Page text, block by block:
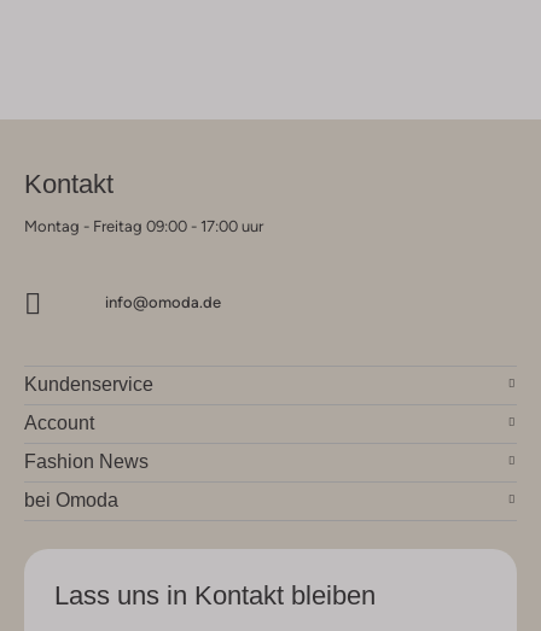
Kontakt
Montag - Freitag 09:00 - 17:00 uur
info@omoda.de
Kundenservice
Account
Fashion News
bei Omoda
Lass uns in Kontakt bleiben